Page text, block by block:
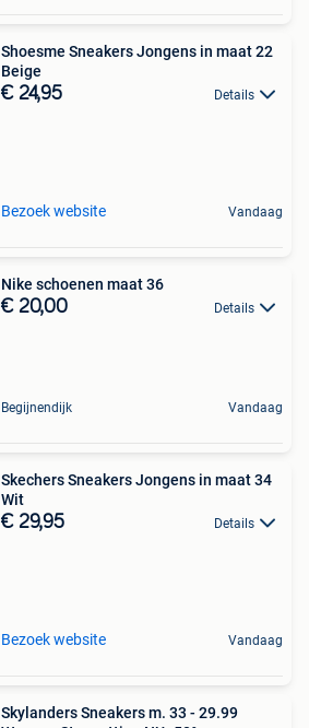
Shoesme Sneakers Jongens in maat 22
Beige
€ 24,95 Details
Bezoek website Vandaag
Nike schoenen maat 36
€ 20,00 Details
Begijnendijk Vandaag
Skechers Sneakers Jongens in maat 34
Wit
€ 29,95 Details
Bezoek website Vandaag
Skylanders Sneakers m. 33 - 29.99